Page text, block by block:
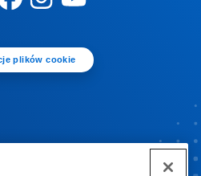
plików cookie